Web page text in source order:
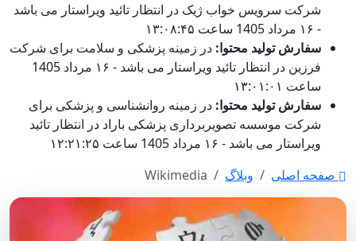
شرکت سرویس خواب ژیک در انتظار تائید ویراستار می باشد
- ۱۶ مرداد 1405 ساعت ۱۳:۰۸:۴۵
سفارش تولید محتوا: در زمینه پزشکی و سلامت برای شرکت
فرزین در انتظار تائید ویراستار می باشد - ۱۶ مرداد 1405
ساعت ۱۳:۰۱:۰۱
سفارش تولید محتوا: در زمینه روانشناسی و پزشکی برای
شرکت موسسه تصویربرداری پزشکی باراد در انتظار تائید
ویراستار می باشد - ۱۶ مرداد 1405 ساعت ۱۲:۲۱:۲۵
صفحه اصلی
وبلاگ Wikimedia